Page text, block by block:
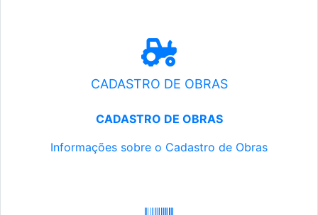
CADASTRO DE OBRAS
CADASTRO DE OBRAS
Informações sobre o Cadastro de Obras